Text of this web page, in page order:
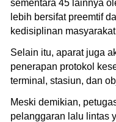
sementara 45 lainnya
lebih bersifat preemtif
kedisiplinan
Selain itu, aparat juga
penerapan protokol
terminal, stasiun, dan
Meski demikian,
pelanggaran lalu lintas